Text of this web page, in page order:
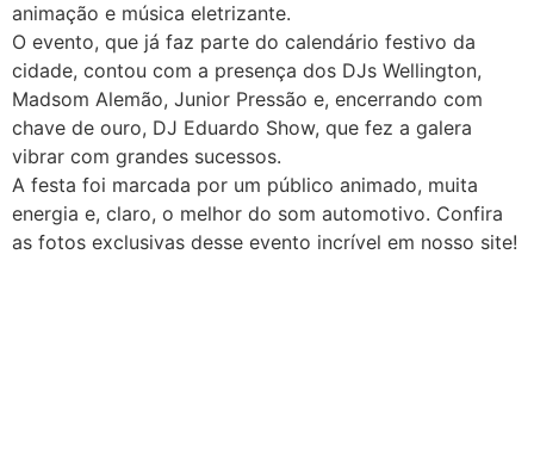
animação e música eletrizante.
O evento, que já faz parte do calendário festivo da
cidade, contou com a presença dos DJs Wellington,
Madsom Alemão, Junior Pressão e, encerrando com
chave de ouro, DJ Eduardo Show, que fez a galera
vibrar com grandes sucessos.
A festa foi marcada por um público animado, muita
energia e, claro, o melhor do som automotivo. Confira
as fotos exclusivas desse evento incrível em nosso site!